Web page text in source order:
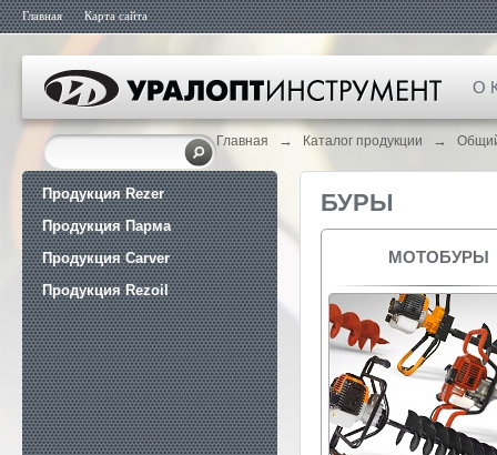
Главная Карта сайта
О
Главная → Каталог продукции →
Продукция Rezer
Продукция Парма
Продукция Carver
Продукция Rezoil
БУРЫ
МОТОБУРЫ